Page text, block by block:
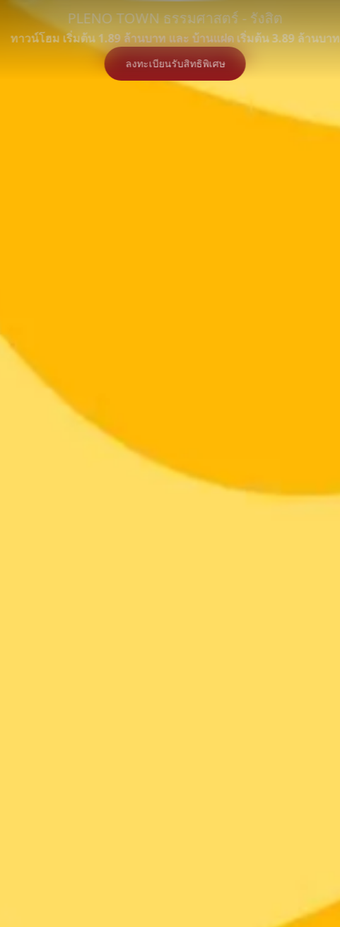
โปรโมชัน
ข้อมูล
โครงการ
ที่ตั้ง
สิ่งอำนวย
ความ
แบบแปลนลงทะเบียน FAQ
PLENO TOWN ธรรมศาสตร์ - รังสิต
ทาวน์โฮม เริ่มต้น 1.89 ล้านบาท และ บ้านแฝด เริ่มต้น 3.89 ล้านบาท
ลงทะเบียนรับสิทธิพิเศษ